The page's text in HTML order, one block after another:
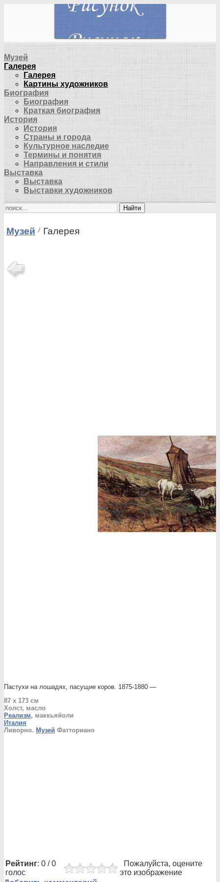
Музей
Галерея
Галерея
Картины художников
Биография
Биография
Краткая биография
История
История
Страны и города
Культурное наследие
Термины и понятия
Направления и стили
Выставка
Выставка
Выставки художников
Найти
Музей Галерея
Пастухи на лошадях, пасущие коров. 1875-1880 —
87 x 173 см
Холст, масло
Реализм, маккьяйоли
Италия
Ливорно. Музей Фатториано
Рейтинг: 0 / 0
голос
Пожалуйста, оцените
это изображение